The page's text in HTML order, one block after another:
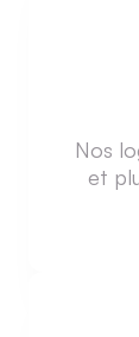
Nos
et